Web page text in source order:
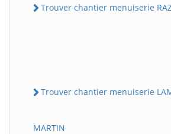
Trouver chantier menuiserie
Trouver chantier menuiserie
MARTIN